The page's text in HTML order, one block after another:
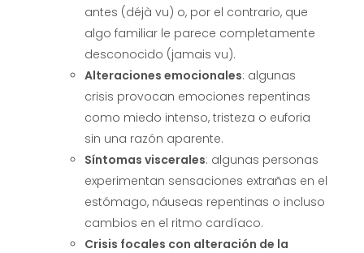
antes (déjà vu) o, por el contrario, que
algo familiar le parece completamente
desconocido (jamais vu).
Alteraciones emocionales: algunas
crisis provocan emociones repentinas
como miedo intenso, tristeza o euforia
sin una razón aparente.
Síntomas viscerales: algunas personas
experimentan sensaciones extrañas en el
estómago, náuseas repentinas o incluso
cambios en el ritmo cardíaco.
Crisis focales con alteración de la